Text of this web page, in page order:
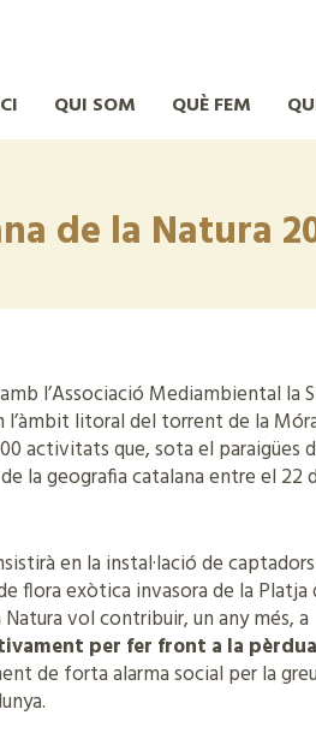
QUI SOM QUÈ FEM
de la Natura
l’Associació Mediambiental la
litoral del torrent de la
activitats que, sota el paraigües
la geografia catalana entre el 22
en la instal·lació de
flora exòtica invasora de la Platja
vol contribuir, un any més, a
per fer front a la
de forta alarma social per la